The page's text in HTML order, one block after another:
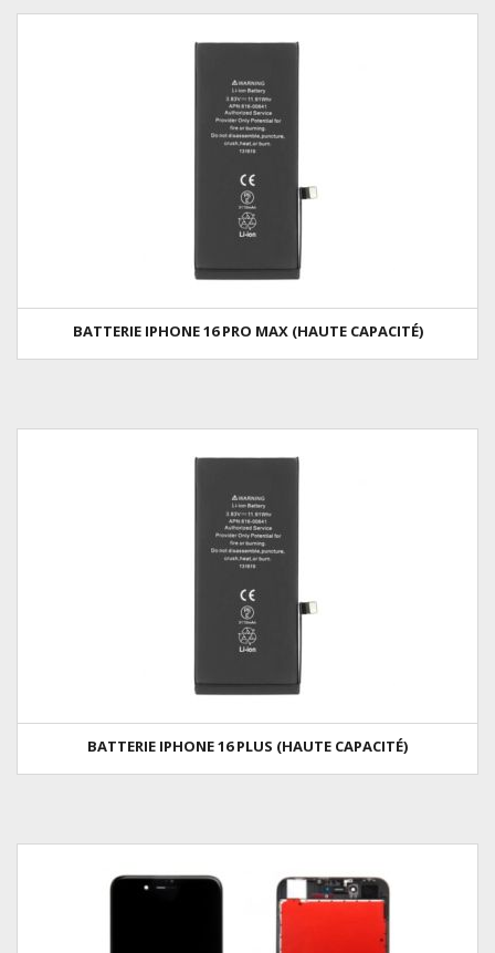
BATTERIE IPHONE 16 PRO MAX (HAUTE CAPACITÉ)
BATTERIE IPHONE 16 PLUS (HAUTE CAPACITÉ)